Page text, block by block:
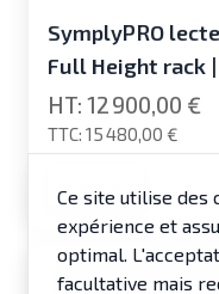
SymplyPRO
Full Height rack |
15 480,00 €
12 900,00 €
Ce site utilise des
expérience et
optimal.
facultative mais